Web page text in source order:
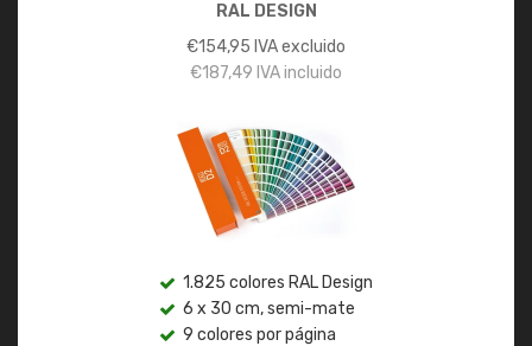
RAL DESIGN
€154,95 IVA excluido
€187,49 IVA incluido
1.825 colores RAL Design
6 x 30 cm, semi-mate
9 colores por página